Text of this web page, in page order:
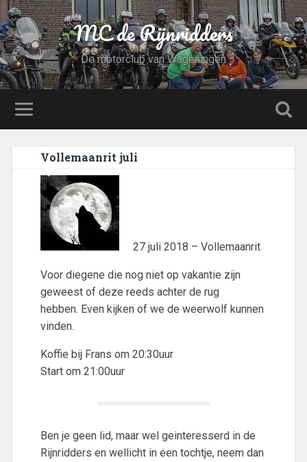
MC de Rijnridders
De motorclub van Wageningen
Vollemaanrit juli
27 juli 2018 – Vollemaanrit
Voor diegene die nog niet op vakantie zijn
geweest of deze reeds achter de rug
hebben. Even kijken of we de weerwolf kunnen
vinden.
Koffie bij Frans om 20:30uur
Start om 21:00uur
Ben je geen lid, maar wel geinteresserd in de
Rijnridders en wellicht in een tochtje, neem dan